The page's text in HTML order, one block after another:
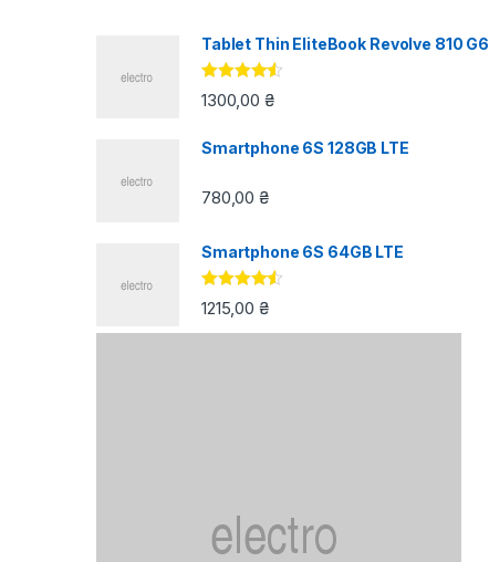
Tablet Thin EliteBook Revolve 810 G6
Оцінено в
4.33з 5
1300,00 ₴
Smartphone 6S 128GB LTE
780,00₴
Smartphone 6S 64GB LTE
Оцінено в
4.33з 5
1215,00 ₴